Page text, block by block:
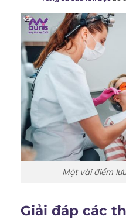
Một vài điểm
Giải đáp các